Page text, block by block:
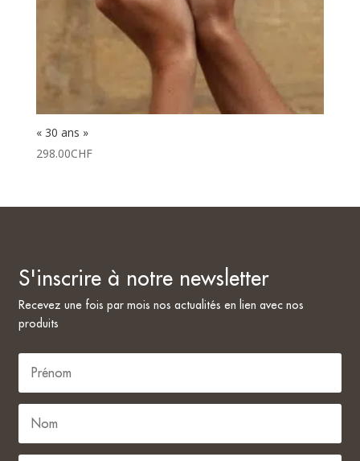
« 30 ans »
298.00CHF
S'inscrire à notre newsletter
Recevez une fois par mois nos actualités en lien avec nos
produits